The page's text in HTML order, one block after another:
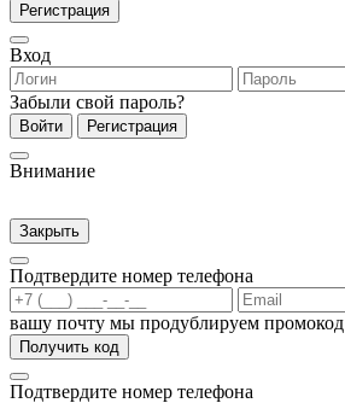
Регистрация
Вход
Забыли свой пароль?
Войти Регистрация
Внимание
Закрыть
Подтвердите номер телефона
вашу почту мы продублируем промокод
Получить код
Подтвердите номер телефона